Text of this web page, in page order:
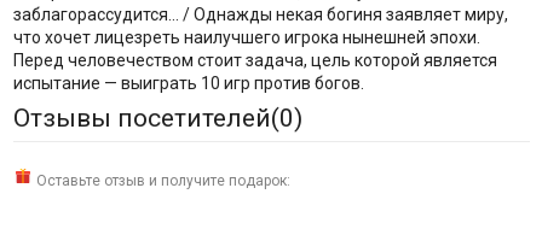
заблагорассудится... / Однажды некая богиня заявляет миру,
что хочет лицезреть наилучшего игрока нынешней эпохи.
Перед человечеством стоит задача, цель которой является
испытание — выиграть 10 игр против богов.
Отзывы посетителей(0)
Оставьте отзыв и получите подарок: